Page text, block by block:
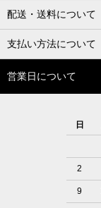
配送・送料について
支払い方法について
営業日について
日
2
9